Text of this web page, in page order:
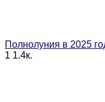
Полнолуния в 2025
1 1.4к.